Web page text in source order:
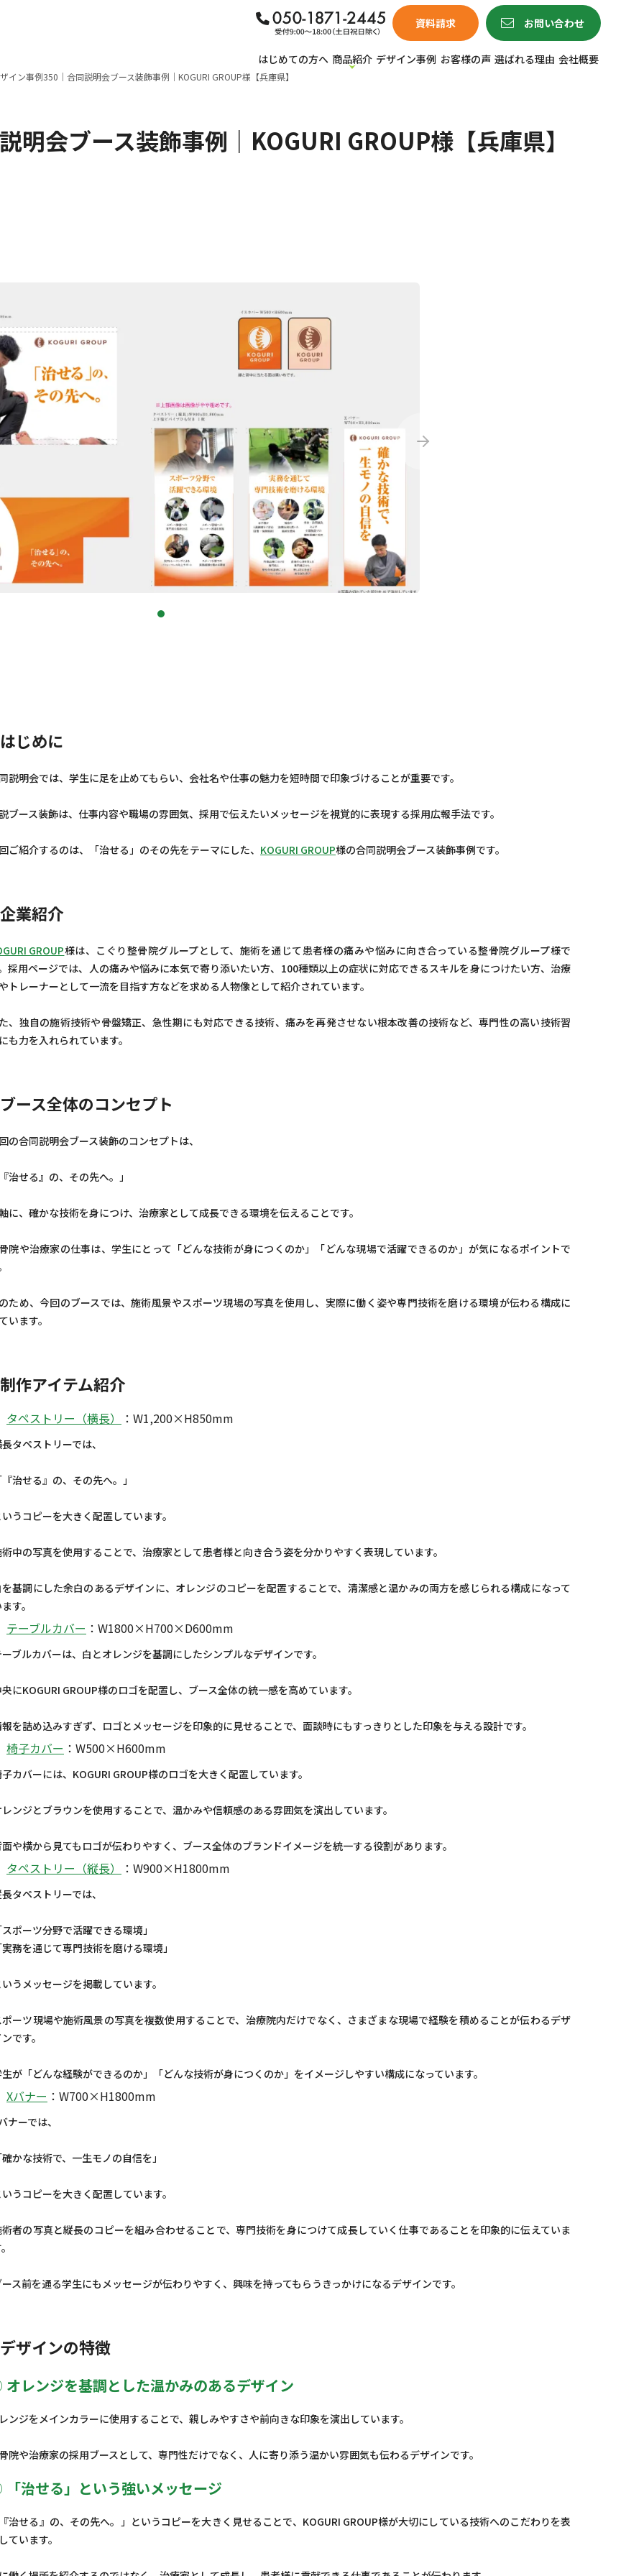
資料請求 お問い合わせ
はじめての方へ 商品紹介 デザイン事例 お客様の声 選ばれる理由 会社概要
イン事例350｜合同説明会ブース装飾事例｜KOGURI GROUP様【兵庫県】
明会ブース装飾事例｜KOGURI GROUP様【兵庫県】
はじめに
説明会では、学生に足を止めてもらい、会社名や仕事の魅力を短時間で印象づけることが重要です。
ブース装飾は、仕事内容や職場の雰囲気、採用で伝えたいメッセージを視覚的に表現する採用広報手法です。
ご紹介するのは、「治せる」のその先をテーマにした、 KOGURI GROUP様の合同説明会ブース装飾事例です。
企業紹介
GROUP様は、こぐり整骨院グループとして、施術を通じて患者様の痛みや悩みに向き合っている整骨院グループ様で
採用ページでは、人の痛みや悩みに本気で寄り添いたい方、100種類以上の症状に対応できるスキルを身につけたい方、治療
トレーナーとして一流を目指す方などを求める人物像として紹介されています。
、独自の施術技術や骨盤矯正、急性期にも対応できる技術、痛みを再発させない根本改善の技術など、専門性の高い技術習
も力を入れられています。
ブース全体のコンセプト
の合同説明会ブース装飾のコンセプトは、
治せる』の、その先へ。」
に、確かな技術を身につけ、治療家として成長できる環境を伝えることです。
院や治療家の仕事は、学生にとって「どんな技術が身につくのか」「どんな現場で活躍できるのか」が気になるポイントで
ため、今回のブースでは、施術風景やスポーツ現場の写真を使用し、実際に働く姿や専門技術を磨ける環境が伝わる構成に
います。
制作アイテム紹介
タペストリー（横長） ：W1,200×H850mm
タペストリーでは、
治せる』の、その先へ。」
うコピーを大きく配置しています。
中の写真を使用することで、治療家として患者様と向き合う姿を分かりやすく表現しています。
基調にした余白のあるデザインに、オレンジのコピーを配置することで、清潔感と温かみの両方を感じられる構成になって
す。
テーブルカバー ：W1800×H700×D600mm
ブルカバーは、白とオレンジを基調にしたシンプルなデザインです。
にKOGURI GROUP様のロゴを配置し、ブース全体の統一感を高めています。
を詰め込みすぎず、ロゴとメッセージを印象的に見せることで、面談時にもすっきりとした印象を与える設計です。
椅子カバー ：W500×H600mm
カバーには、KOGURI GROUP様のロゴを大きく配置しています。
ンジとブラウンを使用することで、温かみや信頼感のある雰囲気を演出しています。
や横から見てもロゴが伝わりやすく、ブース全体のブランドイメージを統一する役割があります。
タペストリー（縦長） ：W900×H1800mm
タペストリーでは、
ポーツ分野で活躍できる環境」
務を通じて専門技術を磨ける環境」
うメッセージを掲載しています。
ーツ現場や施術風景の写真を複数使用することで、治療院内だけでなく、さまざまな現場で経験を積めることが伝わるデザ
です。
が「どんな経験ができるのか」「どんな技術が身につくのか」をイメージしやすい構成になっています。
Xバナー ：W700×H1800mm
ナーでは、
かな技術で、一生モノの自信を」
うコピーを大きく配置しています。
者の写真と縦長のコピーを組み合わせることで、専門技術を身につけて成長していく仕事であることを印象的に伝えていま
ス前を通る学生にもメッセージが伝わりやすく、興味を持ってもらうきっかけになるデザインです。
デザインの特徴
レンジを基調とした温かみのあるデザイン
ンジをメインカラーに使用することで、親しみやすさや前向きな印象を演出しています。
院や治療家の採用ブースとして、専門性だけでなく、人に寄り添う温かい雰囲気も伝わるデザインです。
治せる」という強いメッセージ
治せる』の、その先へ。」というコピーを大きく見せることで、KOGURI GROUP様が大切にしている技術へのこだわりを表
ています。